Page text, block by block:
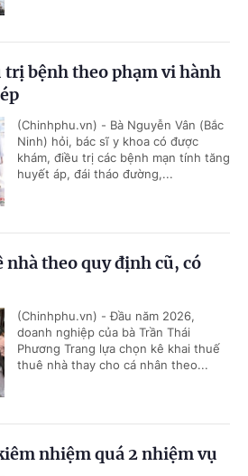
trị bệnh theo phạm vi hành
(Chinhphu.vn) - Bà Nguyễn Vân (Bắc
Ninh) hỏi, bác sĩ y khoa có được
khám, điều trị các bệnh mạn tính tăng
huyết áp, đái tháo đường,...
theo quy định cũ, có
(Chinhphu.vn) - Đầu năm 2026,
doanh nghiệp của bà Trần Thái
Phương Trang lựa chọn kê khai thuế
thuê nhà thay cho cá nhân theo...
nhiệm quá 2 nhiệm vụ